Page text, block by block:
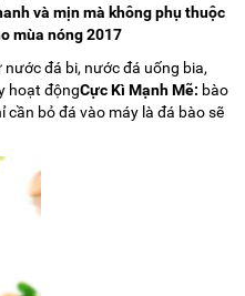
và mịn mà không phụ thuộc
mùa nóng 2017
đá bi, nước đá uống bia,
hoạt độngCực Kì Mạnh Mẽ: bào
bỏ đá vào máy là đá bào sẽ